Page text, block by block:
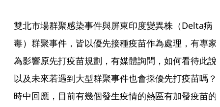
雙北市場群聚感染事件與屏東印度變異株（Delta病
毒）群聚事件，皆以優先接種疫苗作為處理，有專家
為影響原先打疫苗規劃，有媒體詢問，如何看待此說
以及未來若遇到大型群聚事件也會採優先打疫苗嗎？
時中回應，目前有幾個發生疫情的熱區有加發疫苗的